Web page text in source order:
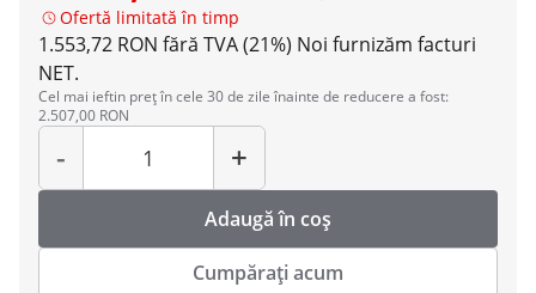
Ofertă limitată în timp
1.553,72 RON fără TVA (21%) Noi furnizăm facturi
NET.
Cel mai ieftin preț în cele 30 de zile înainte de reducere a fost:
2.507,00 RON
-
Cantitate
+
Adaugă în coș
Cumpărați acum